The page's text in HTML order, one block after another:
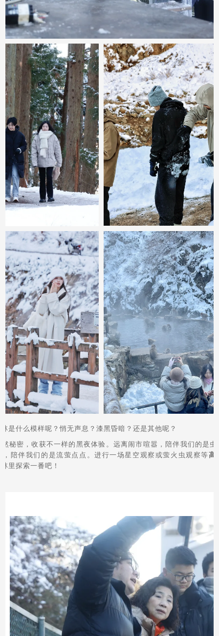
是什么模样呢？悄无声息？漆黑昏暗？还是其他呢？
秘密，收获不一样的黑夜体验。远离闹市喧嚣，陪伴我们的是
，陪伴我们的是流萤点点。进行一场星空观察或萤火虫观察等 高
里探索一番吧！